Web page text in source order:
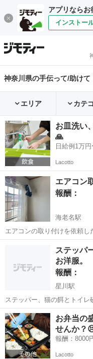
アプリならお
インストー
神奈川県の手伝って/助けて
エリア カテ
お皿洗い
🙏
Lacotto
エアコン
報酬：
海老名駅
エアコンの取り付けを依頼したいです。 手元に物は
なく ドレインホース?配管ホー
中も外も 簡単な設置場所な
当方エアコン関係には工...
海老名駅
ステッパ
お洋服。
報酬：
星川駅
ステッパー、猫の餌とトイレ
と毛布を無償でお譲り頂ける
がらせや悪意のあるコメント
テッパーは壊れていないもの
神奈川 横浜市 星川駅
お弁当の
せんか？
報酬：8000
Lacotto